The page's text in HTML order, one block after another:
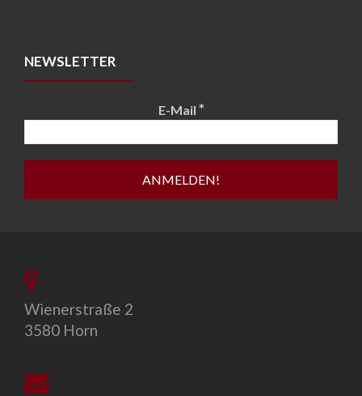
NEWSLETTER
E-Mail *
Wienerstraße 2
3580 Horn